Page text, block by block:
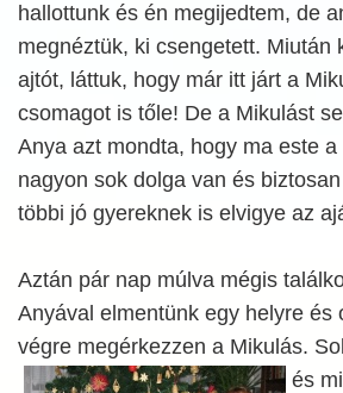
hallottunk és én megijedtem, de
megnéztük, ki csengetett. Miután
ajtót, láttuk, hogy már itt járt a
csomagot is tőle! De a Mikulást
Anya azt mondta, hogy ma este
nagyon sok dolga van és
többi jó gyereknek is elvigye az
Aztán pár nap múlva mégis
Anyával elmentünk egy helyre és
végre megérkezzen a Mikulás.
és